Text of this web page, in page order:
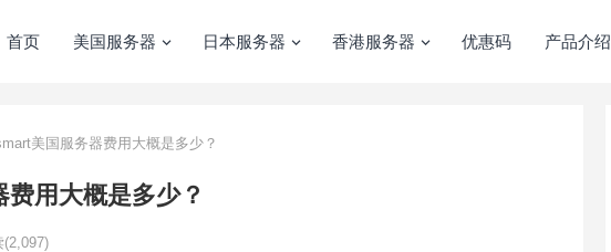
首页 美国服务器 日本服务器 香港服务器 优惠码 产品介绍
美国服务器费用大概是多少？
用大概是多少？
(2,097)